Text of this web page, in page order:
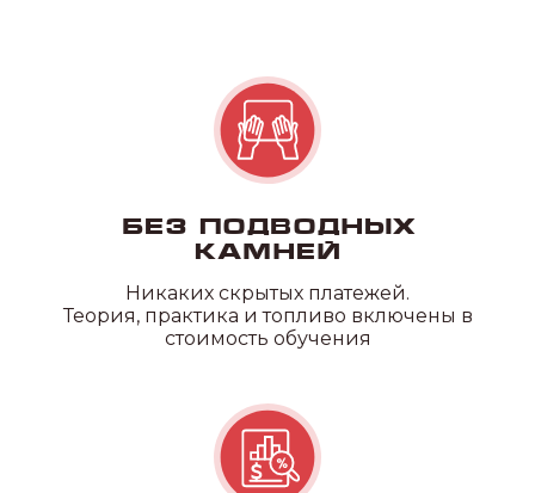
Без подводных
камней
Никаких скрытых платежей.
Теория, практика и топливо включены в
стоимость обучения